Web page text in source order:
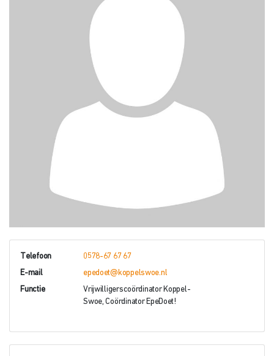
Telefoon 0578-67 67 67
E-mail epedoet@koppelswoe.nl
Functie
Vrijwilligerscoördinator Koppel-
Swoe, Coördinator EpeDoet!